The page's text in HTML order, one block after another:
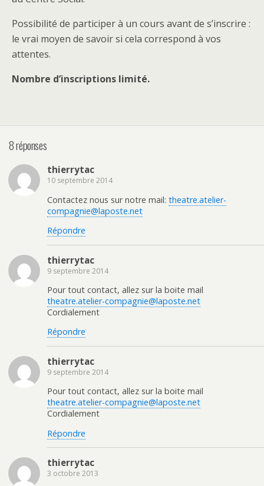
Possibilité de participer à un cours avant de s’inscrire :
le vrai moyen de savoir si cela correspond à vos
attentes.
Nombre d’inscriptions limité.
8 réponses
thierrytac
10 septembre 2014
Contactez nous sur notre mail: theatre.atelier-
compagnie@laposte.net
Répondre
thierrytac
9 septembre 2014
Pour tout contact, allez sur la boite mail
theatre.atelier-compagnie@laposte.net
Cordialement
Répondre
thierrytac
9 septembre 2014
Pour tout contact, allez sur la boite mail
theatre.atelier-compagnie@laposte.net
Cordialement
Répondre
thierrytac
3 octobre 2013